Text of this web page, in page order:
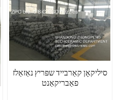
סיליקאָן קאַרבייד שפּריץ נאַזאַלז
פאַבריקאַנט